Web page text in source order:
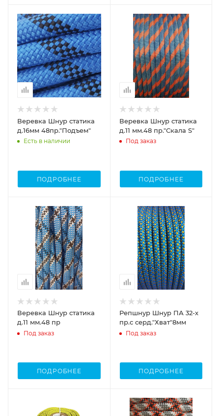
Веревка Шнур статика
д.16мм 48пр."Подъем"
Есть в наличии
ПОДРОБНЕЕ
Веревка Шнур статика
д.11 мм.48 пр."Скала S"
Под заказ
ПОДРОБНЕЕ
Веревка Шнур статика
д.11 мм.48 пр
Под заказ
ПОДРОБНЕЕ
Репшнур Шнур ПА 32-х
пр.с серд."Хват"8мм
Под заказ
ПОДРОБНЕЕ